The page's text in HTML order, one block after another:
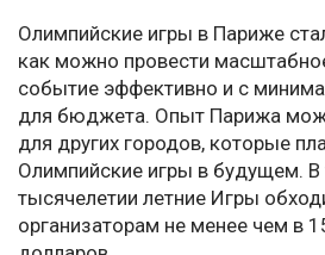
Олимпийские игры в Париже
как можно провести
событие эффективно и с
для бюджета. Опыт Парижа
для других городов, которые
Олимпийские игры в будущем. В
тысячелетии летние Игры
организаторам не менее чем в